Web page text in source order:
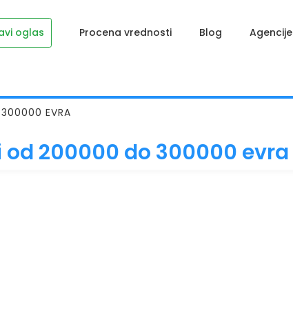
oglas Procena vrednosti Blog Agencije
EVRA
200000 do 300000 evra